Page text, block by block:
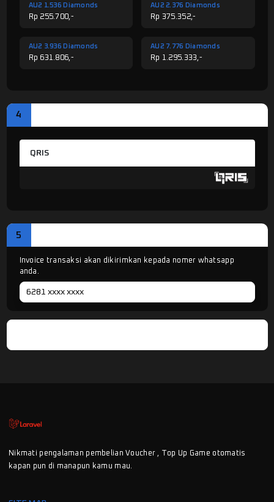
AU2 1.536 Diamonds
Rp 255.700,-
AU2 2.376 Diamonds
Rp 375.352,-
AU2 3.936 Diamonds
Rp 631.806,-
AU2 7.776 Diamonds
Rp 1.295.333,-
4
QRIS
5
Invoice transaksi akan dikirimkan kepada nomer whatsapp
anda.
Nikmati pengalaman pembelian Voucher , Top Up Game otomatis
kapan pun di manapun kamu mau.